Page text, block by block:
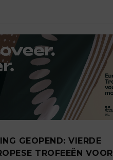
GEOPEND: VIERDE
TROFEEËN VOOR